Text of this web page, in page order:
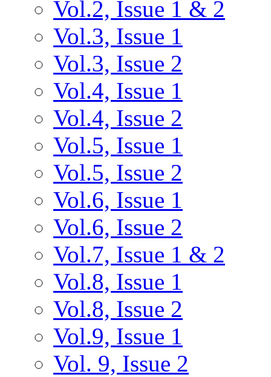
Vol.2, Issue 1 & 2
Vol.3, Issue 1
Vol.3, Issue 2
Vol.4, Issue 1
Vol.4, Issue 2
Vol.5, Issue 1
Vol.5, Issue 2
Vol.6, Issue 1
Vol.6, Issue 2
Vol.7, Issue 1 & 2
Vol.8, Issue 1
Vol.8, Issue 2
Vol.9, Issue 1
Vol. 9, Issue 2